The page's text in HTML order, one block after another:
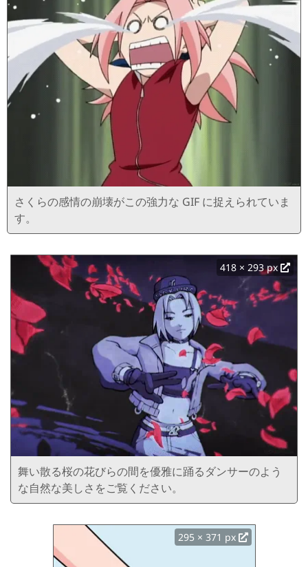
さくらの感情の崩壊がこの強力な GIF に捉えられていま
す。
418 × 293 px
舞い散る桜の花びらの間を優雅に踊るダンサーのよう
な自然な美しさをご覧ください。
295 × 371 px